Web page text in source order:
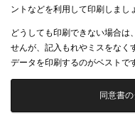
ントなどを利用して印刷しまし
どうしても印刷できない場合は
せんが、記入もれやミスをなく
データを印刷するのがベストで
同意書